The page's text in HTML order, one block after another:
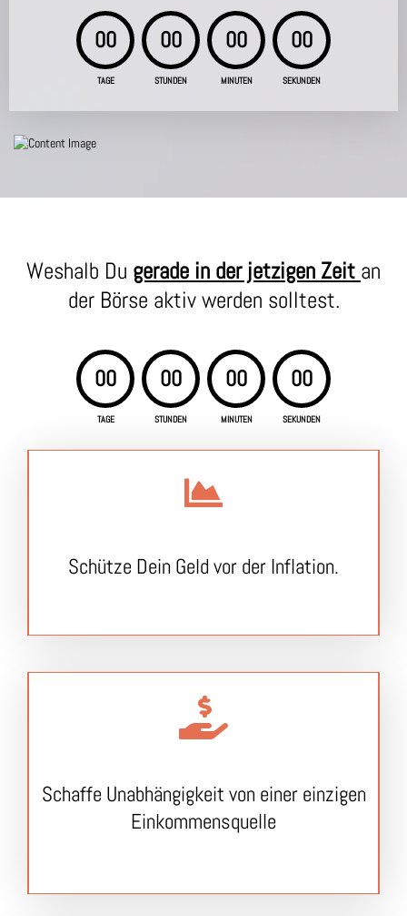
00
TAGE
00
STUNDEN
00
MINUTEN
00
SEKUNDEN
Weshalb Du gerade in der jetzigen Zeit an
der Börse aktiv werden solltest.
00
TAGE
00
STUNDEN
00
MINUTEN
00
SEKUNDEN
Schütze Dein Geld vor der Inflation.
​Schaffe Unabhängigkeit von einer einzigen
Einkommensquelle